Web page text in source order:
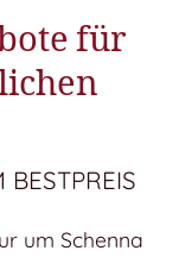
für
um Schenna